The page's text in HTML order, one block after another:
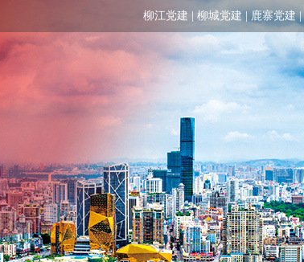
柳江党建 柳城党建 鹿寨党建 |